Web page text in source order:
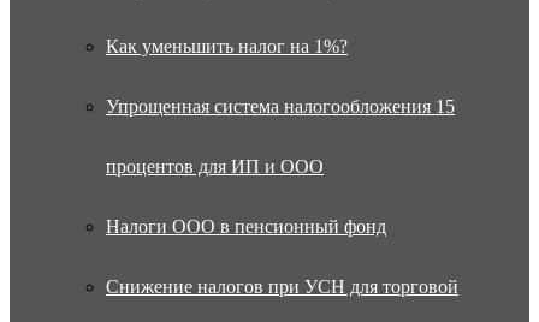
Как уменьшить налог на 1%?
Упрощенная система налогообложения 15
процентов для ИП и ООО
Налоги ООО в пенсионный фонд
Снижение налогов при УСН для торговой